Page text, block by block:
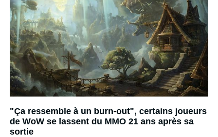
"Ça ressemble à un burn-out", certains joueurs
de WoW se lassent du MMO 21 ans après sa
sortie